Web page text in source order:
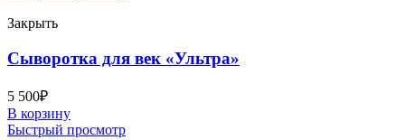
Закрыть
Сыворотка для век «Ультра»
5 500₽
В корзину
Быстрый просмотр